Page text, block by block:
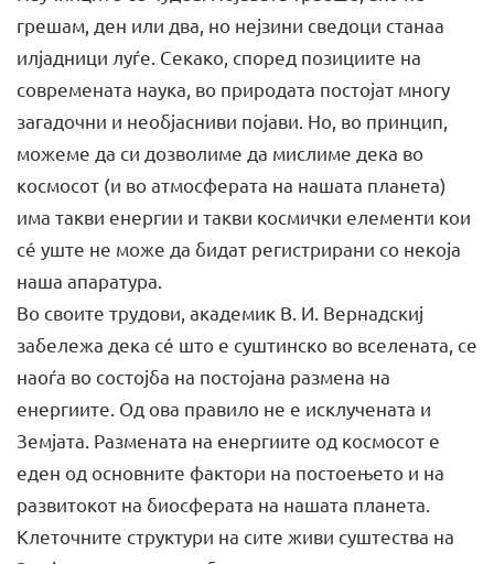
грешам, ден или два, но нејзини сведоци станаа
илјадници луѓе. Секако, според позициите на
современата наука, во природата постојат многу
загадочни и необјасниви појави. Но, во принцип,
можеме да си дозволиме да мислиме дека во
космосот (и во атмосферата на нашата планета)
има такви енергии и такви космички елементи кои
сé уште не може да бидат регистрирани со некоја
наша апаратура.
Во своите трудови, академик В. И. Вернадскиј
забележа дека сé што е суштинско во вселената, се
наоѓа во состојба на постојана размена на
енергиите. Од ова правило не е исклучената и
Земјата. Размената на енергиите од космосот е
еден од основните фактори на постоењето и на
развитокот на биосферата на нашата планета.
Клеточните структури на сите живи суштества на